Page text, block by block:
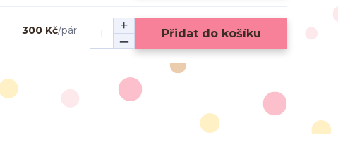
300 Kč/pár Přidat do košíku